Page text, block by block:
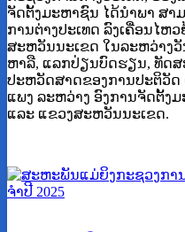
ຈັດຕັ້ງມະຫາຊົນ ໄດ້ນໍາພາ ສາ
ການຕ່າງປະເທດ ລົງເຄື່ອນໄຫ
ສະຫວັນນະເຂດ ໃນລະຫວ່າງວັ
ຫາລື, ແລກປ່ຽນບົດຮຽນ, ທັດ
ປະຫວັດສາດຂອງການປະຕິວັ
ແພງ ລະຫວ່າງ ອົງການຈັດຕັ້ງ
ແລະ ແຂວງສະຫວັນນະເຂດ.